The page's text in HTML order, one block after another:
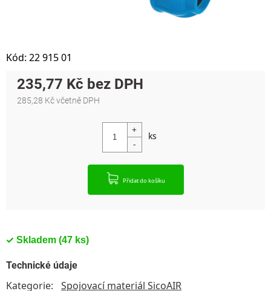
Skladem (47 ks)
235,77 Kč
285,28 Kč včetně DPH
Přidat do košíku
Kód: 22 915 01
Technické údaje
Kategorie:
Spojovací materiál SicoAIR